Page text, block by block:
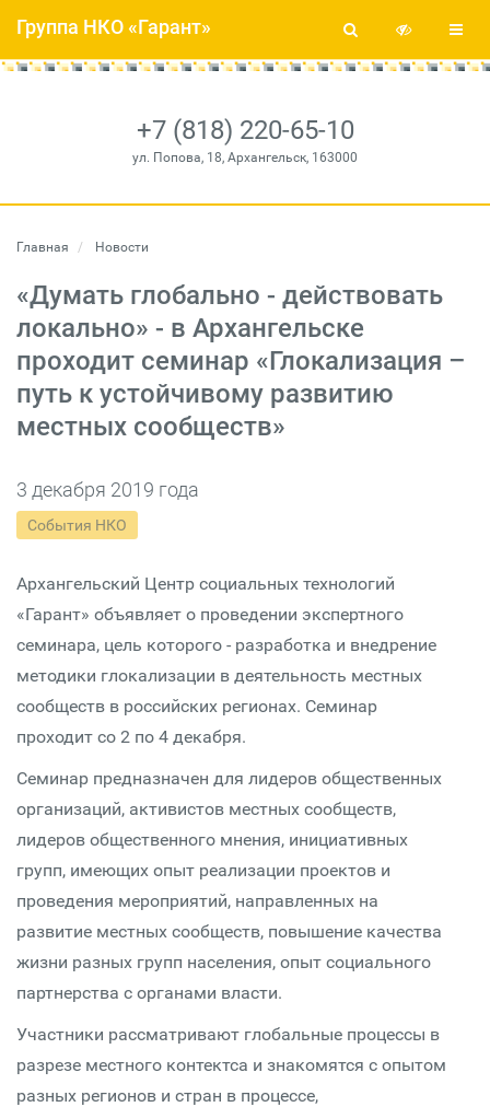
+7 (818) 220-65-10
ул. Попова, 18, Архангельск, 163000
Группа НКО «Гарант»
Главная Новости
«Думать глобально - действовать
локально» - в Архангельске
проходит семинар «Глокализация –
путь к устойчивому развитию
местных сообществ»
3 декабря 2019 года
События НКО
Архангельский Центр социальных технологий
«Гарант» объявляет о проведении экспертного
семинара, цель которого - разработка и внедрение
методики глокализации в деятельность местных
сообществ в российских регионах. Семинар
проходит со 2 по 4 декабря.
Семинар предназначен для лидеров общественных
организаций, активистов местных сообществ,
лидеров общественного мнения, инициативных
групп, имеющих опыт реализации проектов и
проведения мероприятий, направленных на
развитие местных сообществ, повышение качества
жизни разных групп населения, опыт социального
партнерства с органами власти.
Участники рассматривают глобальные процессы в
разрезе местного контектса и знакомятся с опытом
разных регионов и стран в процессе,